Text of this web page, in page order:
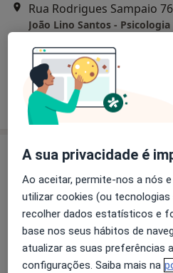
Rua Rodrigues Sampaio
João Lino Santos - Psicologia
Primeira consulta Psicologia
Solicite um atendimento
Dr. Martin Lorenzetti
A sua privacidade é
Ao aceitar, permite-nos a nós
utilizar cookies (ou
recolher dados estatísticos e
base nos seus hábitos de
atualizar as suas preferências
configurações. Saiba mais na